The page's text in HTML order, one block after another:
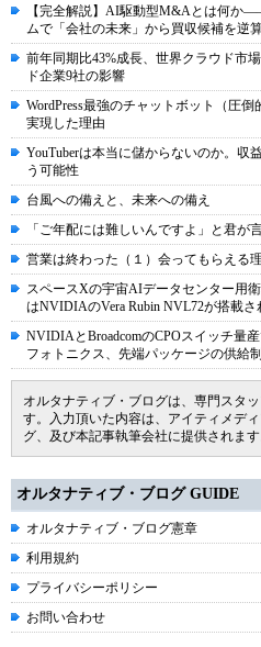
【完全解説】AI駆動型M&Aとは何か
ムで「会社の未来」から買収候補を逆
前年同期比43%成長、世界クラウド市
ド企業9社の影響
WordPress最強のチャットボット（圧
実現した理由
YouTuberは本当に儲からないのか。収
う可能性
台風への備えと、未来への備え
「ご年配には難しいんですよ」と君が
営業は終わった（１）会ってもらえる
スペースXの宇宙AIデータセンター用
はNVIDIAのVera Rubin NVL72が搭載さ
NVIDIAとBroadcomのCPOスイッチ量
フォトニクス、先端パッケージの供給
オルタナティブ・ブログは、専門スタ
す。入力頂いた内容は、アイティメデ
グ、及び本記事執筆会社に提供されます
オルタナティブ・ブログ GUIDE
オルタナティブ・ブログ憲章
利用規約
プライバシーポリシー
お問い合わせ